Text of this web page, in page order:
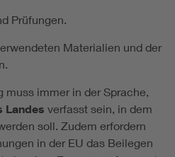
Prüfungen.
Materialien und der
muss immer in der Sprache,
Landes verfasst sein, in dem
soll. Zudem erfordern
in der EU das Beilegen